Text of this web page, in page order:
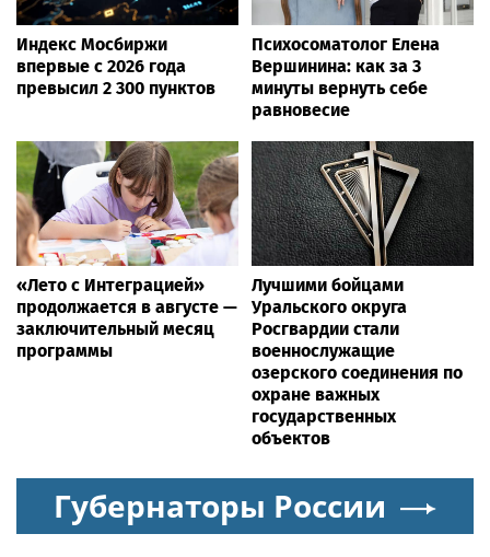
Индекс Мосбиржи
впервые с 2026 года
превысил 2 300 пунктов
Психосоматолог Елена
Вершинина: как за 3
минуты вернуть себе
равновесие
«Лето с Интеграцией»
продолжается в августе —
заключительный месяц
программы
Лучшими бойцами
Уральского округа
Росгвардии стали
военнослужащие
озерского соединения по
охране важных
государственных
объектов
Губернаторы России